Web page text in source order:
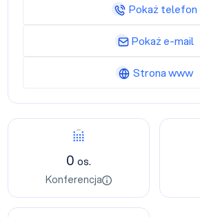
0 os.
Konferencja
Pokaż telefon
Pokaż e-mail
Strona www